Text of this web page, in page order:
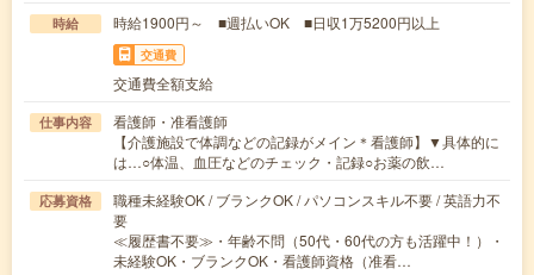
時給 時給1900円～ ■週払いOK ■日収1万5200円以上
交通費
交通費全額支給
仕事内容
看護師・准看護師
【介護施設で体調などの記録がメイン＊看護師】▼具体的に
は…○体温、血圧などのチェック・記録○お薬の飲…
応募資格
職種未経験OK / ブランクOK / パソコンスキル不要 / 英語力不
要
≪履歴書不要≫・年齢不問（50代・60代の方も活躍中！）・
未経験OK・ブランクOK・看護師資格（准看…